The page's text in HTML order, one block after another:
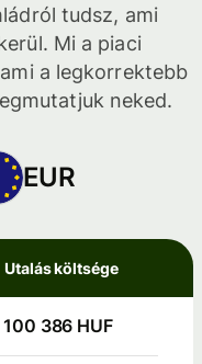
tudsz, ami
Mi a piaci
a legkorrektebb
neked.
EUR
Utalás költsége
100 386 HUF